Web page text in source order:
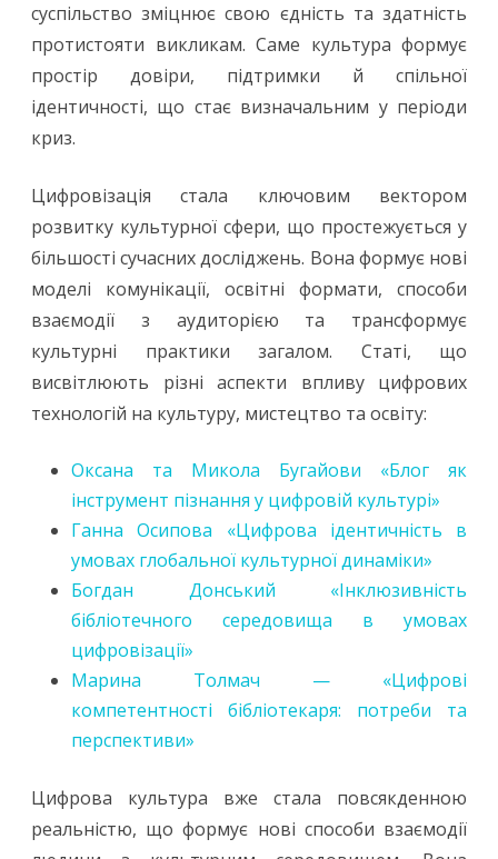
суспільство зміцнює свою єдність та здатність
протистояти викликам. Саме культура формує
простір довіри, підтримки й спільної
ідентичності, що стає визначальним у періоди
криз.
Цифровізація стала ключовим вектором
розвитку культурної сфери, що простежується у
більшості сучасних досліджень. Вона формує нові
моделі комунікації, освітні формати, способи
взаємодії з аудиторією та трансформує
культурні практики загалом. Статі, що
висвітлюють різні аспекти впливу цифрових
технологій на культуру, мистецтво та освіту:
Оксана та Микола Бугайови «Блог як
інструмент пізнання у цифровій культурі»
Ганна Осипова «Цифрова ідентичність в
умовах глобальної культурної динаміки»
Богдан Донський «Інклюзивність
бібліотечного середовища в умовах
цифровізації»
Марина Толмач — «Цифрові
компетентності бібліотекаря: потреби та
перспективи»
Цифрова культура вже стала повсякденною
реальністю, що формує нові способи взаємодії